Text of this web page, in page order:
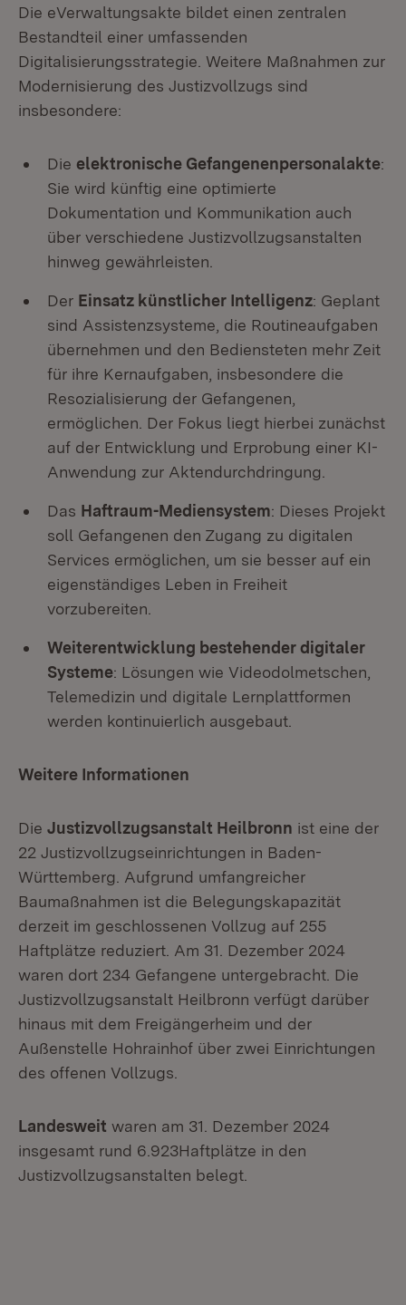
Die eVerwaltungsakte bildet einen zentralen
Bestandteil einer umfassenden
Digitalisierungsstrategie. Weitere Maßnahmen zur
Modernisierung des Justizvollzugs sind
insbesondere:
Die elektronische Gefangenenpersonalakte:
Sie wird künftig eine optimierte
Dokumentation und Kommunikation auch
über verschiedene Justizvollzugsanstalten
hinweg gewährleisten.
Der Einsatz künstlicher Intelligenz: Geplant
sind Assistenzsysteme, die Routineaufgaben
übernehmen und den Bediensteten mehr Zeit
für ihre Kernaufgaben, insbesondere die
Resozialisierung der Gefangenen,
ermöglichen. Der Fokus liegt hierbei zunächst
auf der Entwicklung und Erprobung einer KI-
Anwendung zur Aktendurchdringung.
Das Haftraum-Mediensystem: Dieses Projekt
soll Gefangenen den Zugang zu digitalen
Services ermöglichen, um sie besser auf ein
eigenständiges Leben in Freiheit
vorzubereiten.
Weiterentwicklung bestehender digitaler
Systeme: Lösungen wie Videodolmetschen,
Telemedizin und digitale Lernplattformen
werden kontinuierlich ausgebaut.
Weitere Informationen
Die Justizvollzugsanstalt Heilbronn ist eine der
22 Justizvollzugseinrichtungen in Baden-
Württemberg. Aufgrund umfangreicher
Baumaßnahmen ist die Belegungskapazität
derzeit im geschlossenen Vollzug auf 255
Haftplätze reduziert. Am 31. Dezember 2024
waren dort 234 Gefangene untergebracht. Die
Justizvollzugsanstalt Heilbronn verfügt darüber
hinaus mit dem Freigängerheim und der
Außenstelle Hohrainhof über zwei Einrichtungen
des offenen Vollzugs.
Landesweit waren am 31. Dezember 2024
insgesamt rund 6.923Haftplätze in den
Justizvollzugsanstalten belegt.